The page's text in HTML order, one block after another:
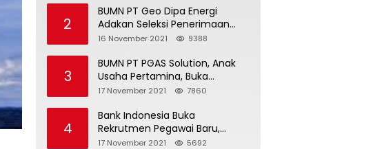
2
BUMN PT Geo Dipa Energi
Adakan Seleksi Penerimaan
Pegawai Baru
16 November 2021 9388
3
BUMN PT PGAS Solution, Anak
Usaha Pertamina, Buka
Rekrutmen Pegawai Baru
17 November 2021 7860
4
Bank Indonesia Buka
Rekrutmen Pegawai Baru,
Tersedia 37 Posisi
17 November 2021 5692